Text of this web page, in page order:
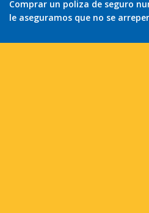
Comprar un poliza de seguro
le aseguramos que no se